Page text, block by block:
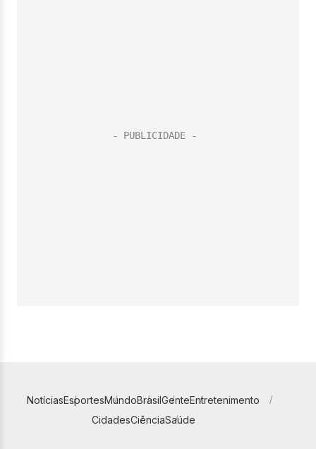
NotíciasEsportesMundoBrasilGenteEntretenimento
CidadesCiênciaSaúde